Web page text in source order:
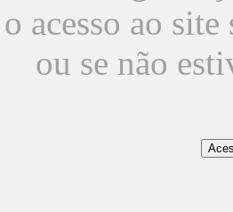
acesso ao
ou se não